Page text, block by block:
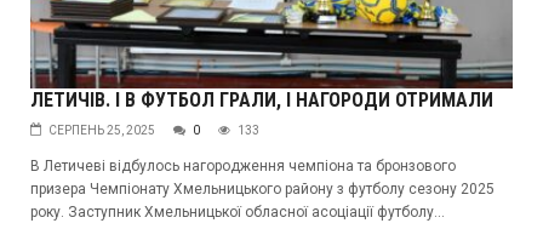
ЛЕТИЧІВ. І В ФУТБОЛ ГРАЛИ, І НАГОРОДИ ОТРИМАЛИ
СЕРПЕНЬ 25, 2025 0 133
В Летичеві відбулось нагородження чемпіона та бронзового
призера Чемпіонату Хмельницького району з футболу сезону 2025
року. Заступник Хмельницької обласної асоціації футболу...